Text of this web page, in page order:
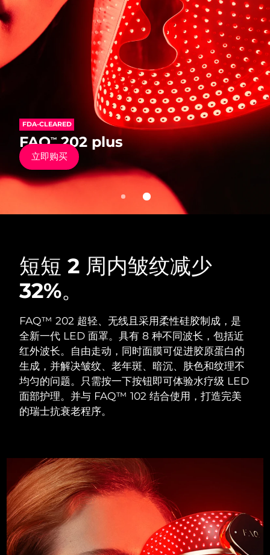
FAQ™202
抗老硅胶彩光面罩仪
立即购买
FDA-CLEARED
FAQ™202 plus
立即购买
短短 2 周内皱纹减少
32%。
FAQ™ 202 超轻、无线且采用柔性硅胶制成，是
全新一代 LED 面罩。具有 8 种不同波长，包括近
红外波长。自由走动，同时面膜可促进胶原蛋白的
生成，并解决皱纹、老年斑、暗沉、肤色和纹理不
均匀的问题。只需按一下按钮即可体验水疗级 LED
面部护理。并与 FAQ™ 102 结合使用，打造完美
的瑞士抗衰老程序。
FAQ™ Dual LED Panel
热门产品
特别优惠 畅销产品
LUNA™ 4 套装
Anti-aging massage
LUNA™ 4 Plus
Massage, LED heating
For men, anti-aging massage
LUNA™ 4 mini
For young skin, T-zone
BEAR™ 2 套装
Microcurrent toning
BEAR™ 2 go
Microcurrent toning on-the-go
Microcurrent line smoothing device
面部提拉护理
Premium anti-aging skincare
补水保湿
UFO™ 3 套装
UFO™ 3 LED
Near-infrared and red light therapy
device
UFO™ 3 mini
Red light therapy device for young skin
口腔护理
issa™ 4
issa™ 4 plus
Smart hybrid silicone sonic toothbrush
issa™ 4 smile
Hybrid silicone sonic toothbrush
FAQ™ 抗老护理
抗老
FAQ™ 101
Clinical anti-aging
LED治疗
FAQ™ 201
LED mask
NEW
美国 预计送达日期 8/11/26
英国 预计送达日期8/10/26
预计送达日期 8/10/26
预计送达日期8/13/26
法国 预计送达日期8/10/26
德国
加拿大
奥地利 预计送达日期
巴林
比利时 预计送达日期 8/10/26
百慕大 预计送达日期8/16/26
波斯尼亚和黑塞哥维那 预计送达日期8/13/26
文莱 预计送达日期8/15/26
加拿大
智利
中国 预计送达日期8/10/26
哥伦比亚 预计送达日期8/14/26